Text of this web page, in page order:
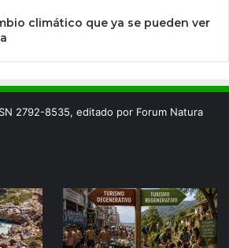
climático que ya se pueden ver
2792-8535, editado por Forum Natura